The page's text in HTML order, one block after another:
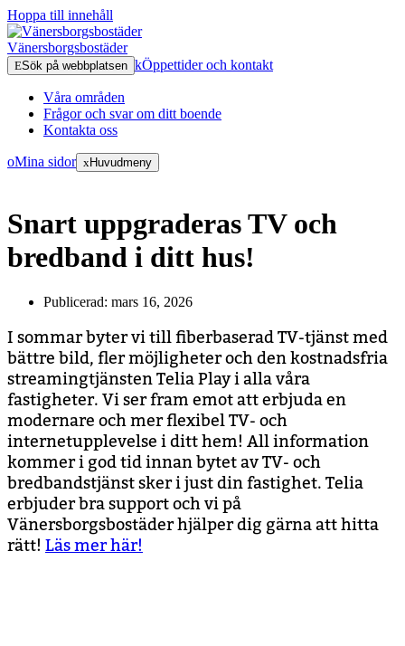
Hoppa till innehåll
Vänersborgsbostäder
Sök på webbplatsen Öppettider och kontakt
Våra områden
Frågor och svar om ditt boende
Kontakta oss
Mina sidor Huvudmeny
Snart uppgraderas TV och
bredband i ditt hus!
Publicerad: mars 16, 2026
I sommar byter vi till fiberbaserad TV-tjänst med
bättre bild, fler möjligheter och den kostnadsfria
streamingtjänsten Telia Play i alla våra
fastigheter. Vi ser fram emot att erbjuda en
modernare och mer flexibel TV- och
internetupplevelse i ditt hem! All information
kommer i god tid innan bytet av TV- och
bredbandstjänst sker i just din fastighet. Telia
erbjuder bra support och vi på
Vänersborgsbostäder hjälper dig gärna att hitta
rätt! Läs mer här!